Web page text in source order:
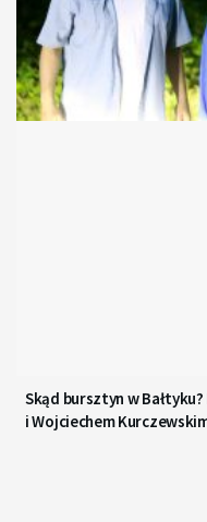
Skąd bursztyn w
i Wojciechem